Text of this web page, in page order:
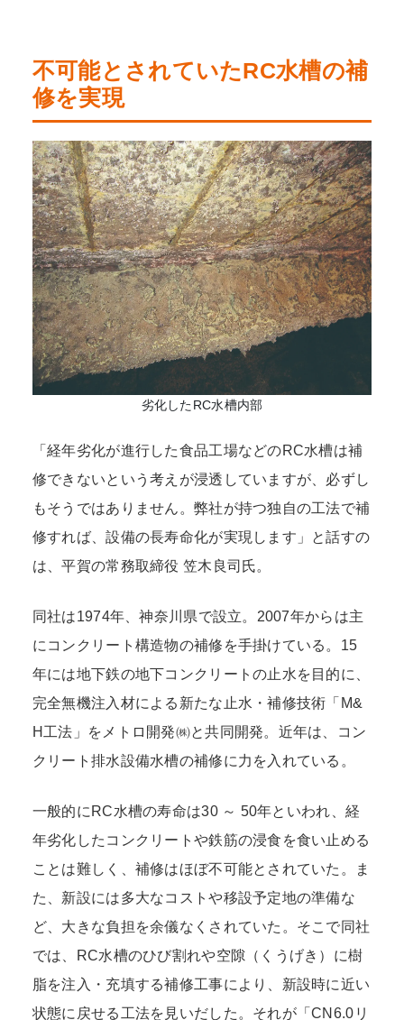
不可能とされていたRC水槽の補
修を実現
劣化したRC水槽内部
「経年劣化が進行した食品工場などのRC水槽は補
修できないという考えが浸透していますが、必ずし
もそうではありません。弊社が持つ独自の工法で補
修すれば、設備の長寿命化が実現します」と話すの
は、平賀の常務取締役 笠木良司氏。
同社は1974年、神奈川県で設立。2007年からは主
にコンクリート構造物の補修を手掛けている。15
年には地下鉄の地下コンクリートの止水を目的に、
完全無機注入材による新たな止水・補修技術「M&
H工法」をメトロ開発㈱と共同開発。近年は、コン
クリート排水設備水槽の補修に力を入れている。
一般的にRC水槽の寿命は30 ～ 50年といわれ、経
年劣化したコンクリートや鉄筋の浸食を食い止める
ことは難しく、補修はほぼ不可能とされていた。ま
た、新設には多大なコストや移設予定地の準備な
ど、大きな負担を余儀なくされていた。そこで同社
では、RC水槽のひび割れや空隙（くうげき）に樹
脂を注入・充填する補修工事により、新設時に近い
状態に戻せる工法を見いだした。それが「CN6.0リ